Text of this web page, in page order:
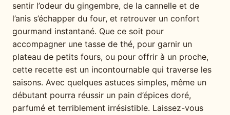
sentir l’odeur du gingembre, de la cannelle et de
l’anis s’échapper du four, et retrouver un confort
gourmand instantané. Que ce soit pour
accompagner une tasse de thé, pour garnir un
plateau de petits fours, ou pour offrir à un proche,
cette recette est un incontournable qui traverse les
saisons. Avec quelques astuces simples, même un
débutant pourra réussir un pain d’épices doré,
parfumé et terriblement irrésistible. Laissez-vous